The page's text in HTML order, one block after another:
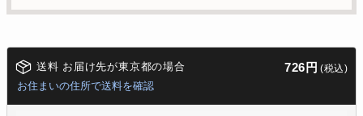
送料 お届け先が東京都の場合 726円 (税込)
お住まいの住所で送料を確認